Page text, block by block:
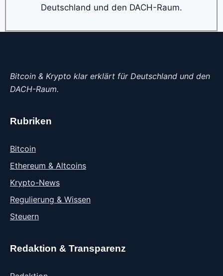
Deutschland und den DACH-Raum.
Bitcoin & Krypto klar erklärt für Deutschland und den
DACH-Raum.
Rubriken
Bitcoin
Ethereum & Altcoins
Krypto-News
Regulierung & Wissen
Steuern
Redaktion & Transparenz